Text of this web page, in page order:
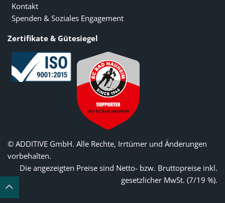
Kontakt
Spenden & Soziales Engagement
Zertifikate & Gütesiegel
© ADDITIVE GmbH. Alle Rechte, Irrtümer und Änderungen
vorbehalten.
Die angezeigten Preise sind Netto- bzw. Bruttopreise inkl.
gesetzlicher MwSt. (7/19 %).